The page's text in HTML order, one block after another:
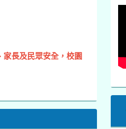
長及民眾安全，校園